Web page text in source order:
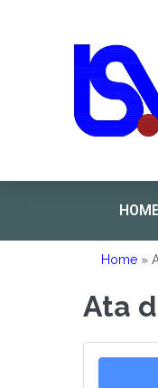
Home »
Ata